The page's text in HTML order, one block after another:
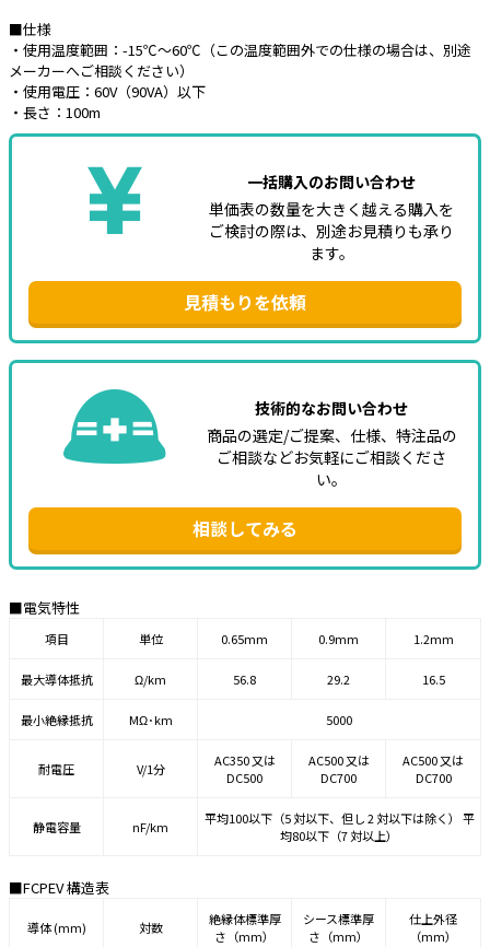
■仕様
・使用温度範囲：-15℃～60℃（この温度範囲外での仕様の場合は、別途
メーカーへご相談ください）
・使用電圧：60V（90VA）以下
・長さ：100m
一括購入のお問い合わせ
単価表の数量を大きく越える購入を
ご検討の際は、別途お見積りも承り
ます。
見積もりを依頼
技術的なお問い合わせ
商品の選定/ご提案、仕様、特注品の
ご相談などお気軽にご相談くださ
い。
相談してみる
■電気特性
項目 単位 0.65mm 0.9mm 1.2mm
最大導体抵抗 Ω/km 56.8 29.2 16.5
最小絶縁抵抗 MΩ･km 5000
耐電圧 V/1分
AC350 又は
DC500
AC500 又は
DC700
AC500 又は
DC700
静電容量 nF/km
平均100以下（5 対以下、但し 2 対以下は除く） 平
均80以下（7 対以上）
■FCPEV 構造表
導体 (mm) 対数
絶縁体標準厚
さ（mm）
シース標準厚
さ（mm）
仕上外径
（mm）